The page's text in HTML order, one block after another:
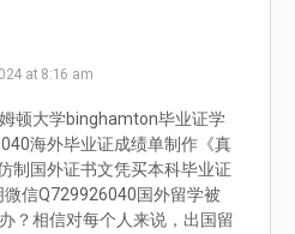
at 8:16 am
顿大学binghamton毕业证学
海外毕业证成绩单制作《真
制国外证书文凭买本科毕业证
信Q729926040国外留学被
？相信对每个人来说，出国留